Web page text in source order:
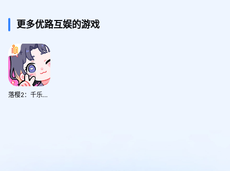
更多优路互娱的游戏
落樱2：千乐之章